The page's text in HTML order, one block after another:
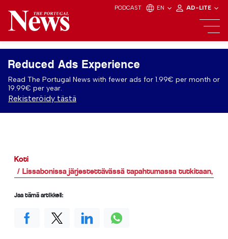
PODCAST EN AD-LITE
Reduced Ads Experience
Read The Portugal News with fewer ads for 1.99€ per month or
19.99€ per year.
Rekisteröidy tästä
Koti
Lissabonissa järjestettävässä tapahtumassa tutkitaan,
Jaa tämä artikkeli: